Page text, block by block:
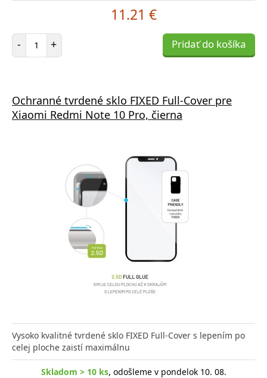
11.21 €
- Počet položiek
+ Pridať do košíka
Ochranné tvrdené sklo FIXED Full-Cover pre
Xiaomi Redmi Note 10 Pro, čierna
Vysoko kvalitné tvrdené sklo FIXED Full-Cover s lepením po
celej ploche zaistí maximálnu
Skladom > 10 ks, odošleme v pondelok 10. 08.